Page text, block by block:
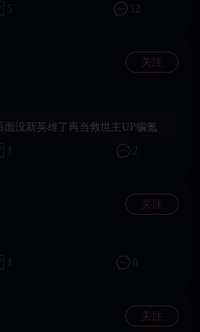
5 12
关注
面没新英雄了再当救世主UP骗氪
2
关注
0
关注